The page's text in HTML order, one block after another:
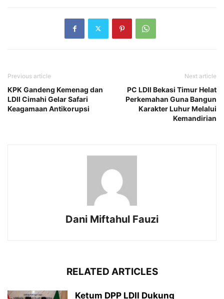
Previous article
KPK Gandeng Kemenag dan
LDII Cimahi Gelar Safari
Keagamaan Antikorupsi
Next article
PC LDII Bekasi Timur Helat
Perkemahan Guna Bangun
Karakter Luhur Melalui
Kemandirian
Dani Miftahul Fauzi
RELATED ARTICLES
Ketum DPP LDII Dukung